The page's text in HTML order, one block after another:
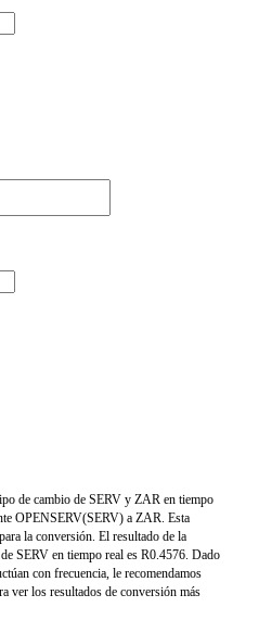
de cambio de SERV y ZAR en tiempo
OPENSERV(SERV) a ZAR. Esta
la conversión. El resultado de la
SERV en tiempo real es R0.4576. Dado
con frecuencia, le recomendamos
ver los resultados de conversión más